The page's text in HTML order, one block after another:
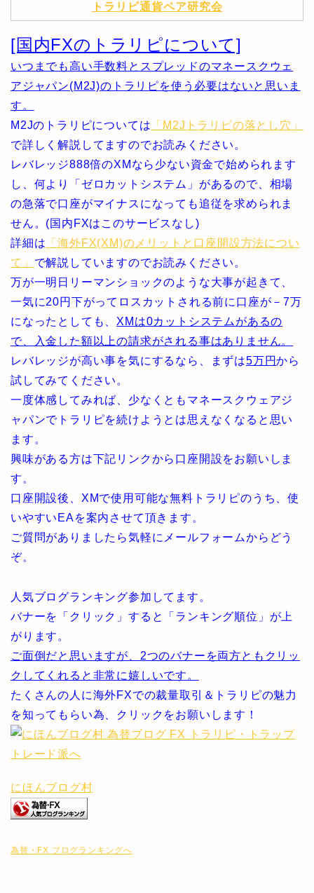
トラリピ通貨ペア研究会
[国内FXのトラリピについて]
いつまでも高い手数料とスプレッドのマネースクウェ
アジャパン(M2J)のトラリピを使う必要はないと思いま
す。
M2Jのトラリピについては 「M2Jトラリピの落とし穴」
で詳しく解説してますのでお読みください。
レバレッジ888倍のXMなら少ない資金で始められます
し、何より「ゼロカットシステム」があるので、相場
の急落で口座がマイナスになっても追従を求められま
せん。(国内FXはこのサービスなし)
詳細は 「海外FX(XM)のメリットと口座開設方法につい
て」 で解説していますのでお読みください。
万が一明日リーマンショックのような大事が起きて、
一気に20円下がってロスカットされる前に口座が－7万
になったとしても、 XMは0カットシステムがあるの
で、入金した額以上の請求がされる事はありません。
レバレッジが高い事を気にするなら、まずは5万円から
試してみてください。
一度体感してみれば、少なくともマネースクウェアジ
ャパンでトラリピを続けようとは思えなくなると思い
ます。
興味がある方は下記リンクから口座開設をお願いしま
す。
口座開設後、XMで使用可能な無料トラリピのうち、使
いやすいEAを案内させて頂きます。
ご質問がありましたら気軽にメールフォームからどう
ぞ。
人気ブログランキング参加してます。
バナーを「クリック」すると「ランキング順位」が上
がります。
ご面倒だと思いますが、2つのバナーを両方ともクリッ
クしてくれると非常に嬉しいです。
たくさんの人に海外FXでの裁量取引＆トラリピの魅力
を知ってもらい為、クリックをお願いします！
にほんブログ村
為替・FX ブログランキングへ